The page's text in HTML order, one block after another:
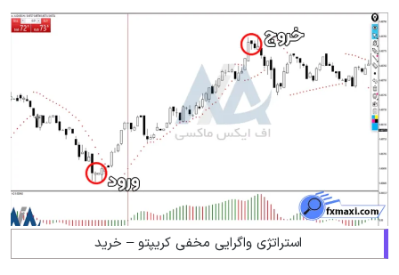
استراتژی واگرایی مخفی کریپتو – خرید